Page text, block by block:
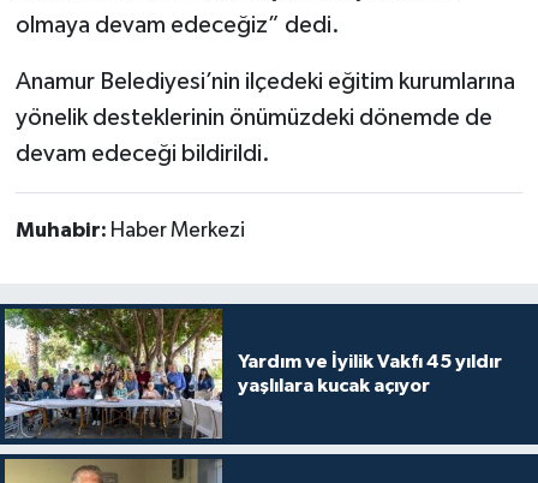
olmaya devam edeceğiz” dedi.
Anamur Belediyesi’nin ilçedeki eğitim kurumlarına
yönelik desteklerinin önümüzdeki dönemde de
devam edeceği bildirildi.
Muhabir: Haber Merkezi
Yardım ve İyilik Vakfı 45 yıldır
yaşlılara kucak açıyor